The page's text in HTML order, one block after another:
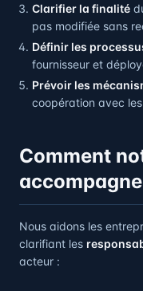
Clarifier la finalité
pas modifiée sans
Définir les
fournisseur et
Prévoir les
coopération avec
Comment
Nous aidons les
clarifiant les
acteur :